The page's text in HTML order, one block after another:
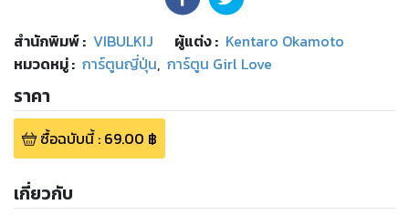
สำนักพิมพ์: VIBULKIJ ผู้แต่ง : Kentaro Okamoto
หมวดหมู่: การ์ตูนญี่ปุ่น, การ์ตูน Girl Love
ราคา
ซื้อฉบับนี้: 69.00 ฿
เกี่ยวกับ